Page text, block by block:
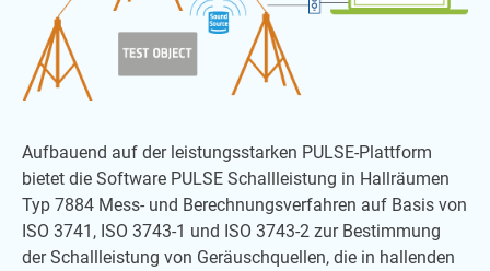
Aufbauend auf der leistungsstarken PULSE-Plattform
bietet die Software PULSE Schallleistung in Hallräumen
Typ 7884 Mess- und Berechnungsverfahren auf Basis von
ISO 3741, ISO 3743-1 und ISO 3743-2 zur Bestimmung
der Schallleistung von Geräuschquellen, die in hallenden